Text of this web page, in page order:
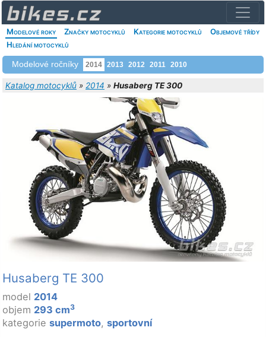
Modelové roky Značky motocyklů Kategorie motocyklů
Objemové třídy
Hledání motocyklů
Modelové ročníky 2014 2013 2012 2011 2010
Katalog motocyklů » 2014 » Husaberg TE 300
Husaberg TE 300
model 2014
objem 293 cm3
kategorie supermoto, sportovní